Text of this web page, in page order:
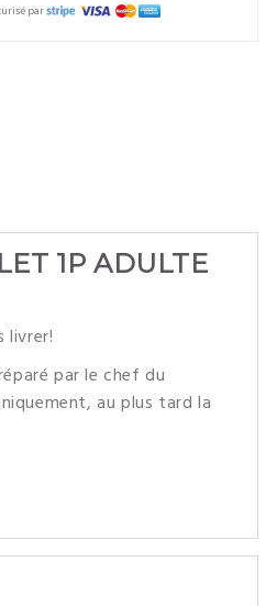
par
1P ADULTE
livrer!
par le chef du
au plus tard la